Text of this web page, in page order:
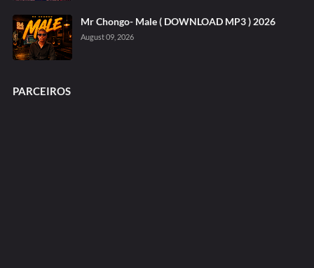
Mr Chongo- Male ( DOWNLOAD MP3 ) 2026
August 09, 2026
PARCEIROS